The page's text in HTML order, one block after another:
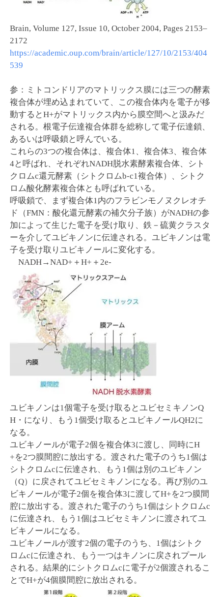
Brain, Volume 127, Issue 10, October 2004, Pages 2153–
2172
https://academic.oup.com/brain/article/127/10/2153/404
539
参：ミトコンドリアのマトリックス膜には三つの酵素
複合体が埋め込まれていて、この複合体内を電子が移
動するとH+がマトリックス内から膜空間へと汲みだ
される。根電子伝達複合体群を総称して電子伝達鎖、
あるいは呼吸鎖と呼んでいる。
これらの3つの複合体は、複合体1、複合体3、複合体
4と呼ばれ、それぞれNADH脱水素酵素複合体、シト
クロムc還元酵素（シトクロムb-c1複合体）、シトク
ロム酸化酵素複合体とも呼ばれている。
呼吸鎖で、まず複合体1内のフラビンモノヌクレオチ
ド（FMN：酸化還元酵素の補欠分子族）がNADHの参
加によって生じた電子を受け取り、鉄－硫黄クラスタ
ーを介してユビキノンに伝達される。ユビキノンは電
子を受け取りユビキノールに変化する。
NADH→NAD+＋H+＋2e-
ユビキノンは1個電子を受け取るとユビセミキノンQ
H・になり、もう1個受け取るとユビキノールQH2に
なる。
ユビキノールが電子2個を複合体3に渡し、同時にH
+を2つ膜間腔に放出する。渡された電子のうち1個は
シトクロムcに伝達され、もう1個は別のユビキノン
（Q）に戻されてユビセミキノンになる。再び別のユ
ビキノールが電子2個を複合体3に渡してH+を2つ膜間
腔に放出する。渡された電子のうち1個はシトクロムc
に伝達され、もう1個はユビセミキノンに渡されてユ
ビキノールになる。
ユビキノールが渡す2個の電子のうち、1個はシトク
ロムcに伝達され、もう一つはキノンに戻されプール
される。結果的にシトクロムcに電子が2個渡されるこ
とでH+が4個膜間腔に放出される。